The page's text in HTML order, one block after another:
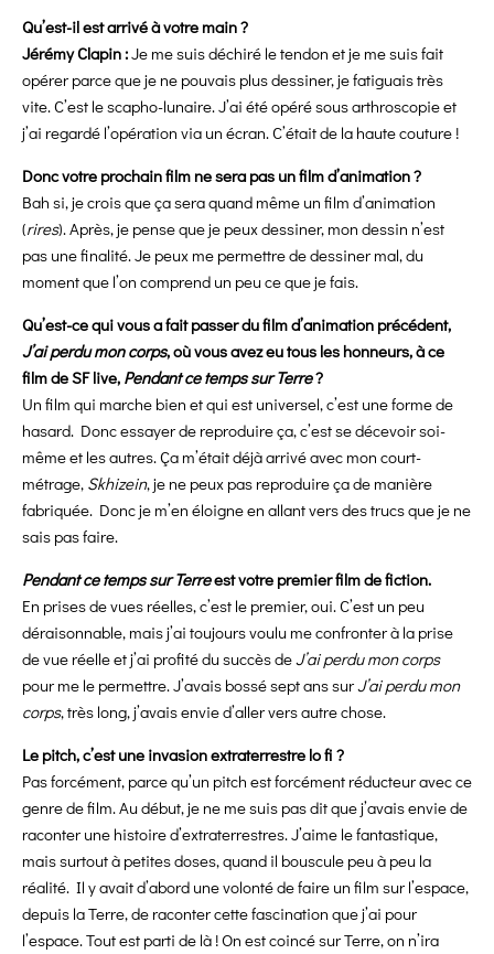
Qu’est-il est arrivé à votre main ?
Jérémy Clapin :Je me suis déchiré le tendon et je me suis fait
opérer parce que je ne pouvais plus dessiner, je fatiguais très
vite. C’est le scapho-lunaire. J’ai été opéré sous arthroscopie et
j’ai regardé l’opération via un écran. C’était de la haute couture !
Donc votre prochain film ne sera pas un film d’animation ?
Bah si, je crois que ça sera quand même un film d’animation
(rires). Après, je pense que je peux dessiner, mon dessin n’est
pas une finalité. Je peux me permettre de dessiner mal, du
moment que l’on comprend un peu ce que je fais.
Qu’est-ce qui vous a fait passer du film d’animation précédent,
J’ai perdu mon corps, où vous avez eu tous les honneurs, à ce
film de SF live, Pendant ce temps sur Terre?
Un film qui marche bien et qui est universel, c’est une forme de
hasard. Donc essayer de reproduire ça, c’est se décevoir soi-
même et les autres. Ça m’était déjà arrivé avec mon court-
métrage, Skhizein, je ne peux pas reproduire ça de manière
fabriquée. Donc je m’en éloigne en allant vers des trucs que je ne
sais pas faire.
Pendant ce temps sur Terreest votre premier film de fiction.
En prises de vues réelles, c’est le premier, oui. C’est un peu
déraisonnable, mais j’ai toujours voulu me confronter à la prise
de vue réelle et j’ai profité du succès deJ’ai perdu mon corps
pour me le permettre. J’avais bossé sept ans surJ’ai perdu mon
corps, très long, j’avais envie d’aller vers autre chose.
Le pitch, c’est une invasion extraterrestre lo fi ?
Pas forcément, parce qu’un pitch est forcément réducteur avec ce
genre de film. Au début, je ne me suis pas dit que j’avais envie de
raconter une histoire d’extraterrestres. J’aime le fantastique,
mais surtout à petites doses, quand il bouscule peu à peu la
réalité. Il y avait d’abord une volonté de faire un film sur l’espace,
depuis la Terre, de raconter cette fascination que j’ai pour
l’espace. Tout est parti de là ! On est coincé sur Terre, on n’ira